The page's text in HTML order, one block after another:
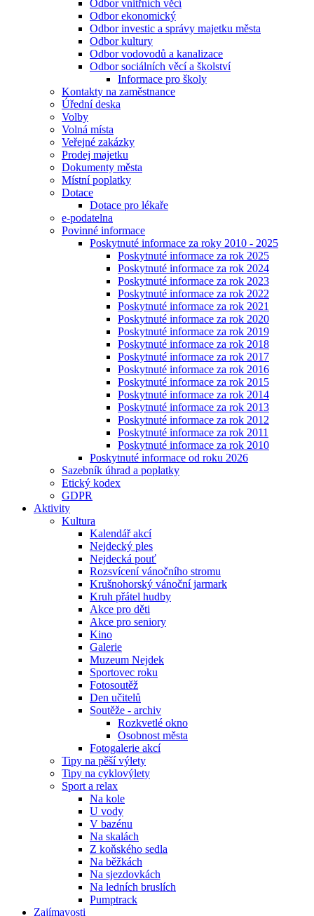
Odbor vnitřních věcí
Odbor ekonomický
Odbor investic a správy majetku města
Odbor kultury
Odbor vodovodů a kanalizace
Odbor sociálních věcí a školství
Informace pro školy
Kontakty na zaměstnance
Úřední deska
Volby
Volná místa
Veřejné zakázky
Prodej majetku
Dokumenty města
Místní poplatky
Dotace
Dotace pro lékaře
e-podatelna
Povinné informace
Poskytnuté informace za roky 2010 - 2025
Poskytnuté informace za rok 2025
Poskytnuté informace za rok 2024
Poskytnuté informace za rok 2023
Poskytnuté informace za rok 2022
Poskytnuté informace za rok 2021
Poskytnuté informace za rok 2020
Poskytnuté informace za rok 2019
Poskytnuté informace za rok 2018
Poskytnuté informace za rok 2017
Poskytnuté informace za rok 2016
Poskytnuté informace za rok 2015
Poskytnuté informace za rok 2014
Poskytnuté informace za rok 2013
Poskytnuté informace za rok 2012
Poskytnuté informace za rok 2011
Poskytnuté informace za rok 2010
Poskytnuté informace od roku 2026
Sazebník úhrad a poplatky
Etický kodex
GDPR
Aktivity
Kultura
Kalendář akcí
Nejdecký ples
Nejdecká pouť
Rozsvícení vánočního stromu
Krušnohorský vánoční jarmark
Kruh přátel hudby
Akce pro děti
Akce pro seniory
Kino
Galerie
Muzeum Nejdek
Sportovec roku
Fotosoutěž
Den učitelů
Soutěže - archiv
Rozkvetlé okno
Osobnost města
Fotogalerie akcí
Tipy na pěší výlety
Tipy na cyklovýlety
Sport a relax
Na kole
U vody
V bazénu
Na skalách
Z koňského sedla
Na běžkách
Na sjezdovkách
Na ledních bruslích
Pumptrack
Zajímavosti